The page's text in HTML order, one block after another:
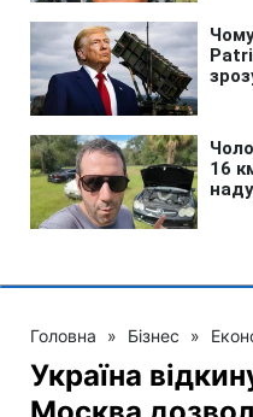
Головна » Бізнес »
Україна